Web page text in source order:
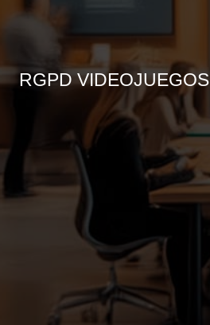
RGPD VIDEOJUEGOS